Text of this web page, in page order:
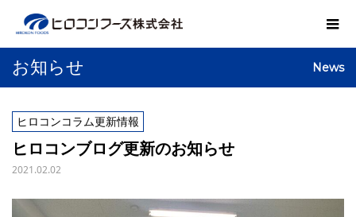
お知らせ News
ヒロコンコラム更新情報
ヒロコンブログ更新のお知らせ
2021.02.02